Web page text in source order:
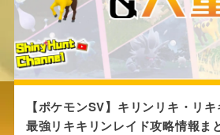
【ポケモンSV】キリンリキ・リ
最強リキキリンレイド攻略情報ま